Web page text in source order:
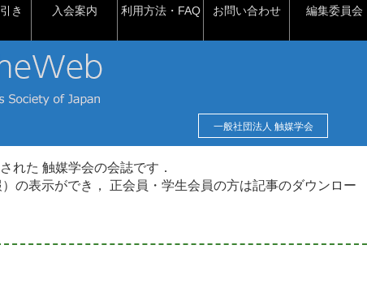
き 入会案内 利用方法・FAQ お問い合わせ 編集委員会
一般社団法人 触媒学会
れた 触媒学会の会誌です．
の表示ができ， 正会員・学生会員の方は記事のダウンロー